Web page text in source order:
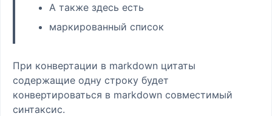
А также здесь есть
маркированный список
При конвертации в markdown цитаты
содержащие одну строку будет
конвертироваться в markdown совместимый
синтаксис.